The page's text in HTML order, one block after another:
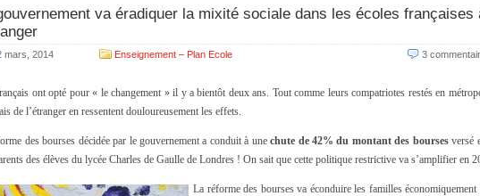
va éradiquer la mixité sociale dans les écoles françaises
mars, 2014 Enseignement – Plan Ecole 3
ont opté pour « le changement » il y a bientôt deux ans. Tout comme leurs compatriotes restés en
de l’étranger en ressentent douloureusement les effets.
des bourses décidée par le gouvernement a conduit à unechute de 42% du montant des boursesversé
des élèves du lycée Charles de Gaulle de Londres ! On sait que cette politique restrictive va s’amplifier en
La réforme des bourses va éconduire les familles